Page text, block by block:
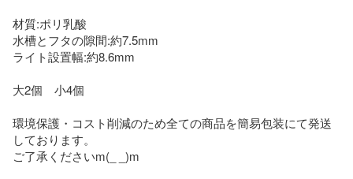
材質:ポリ乳酸
水槽とフタの隙間:約7.5mm
ライト設置幅:約8.6mm
大2個　小4個
環境保護・コスト削減のため全ての商品を簡易包装にて発送
しております。
ご了承くださいm(_ _)m